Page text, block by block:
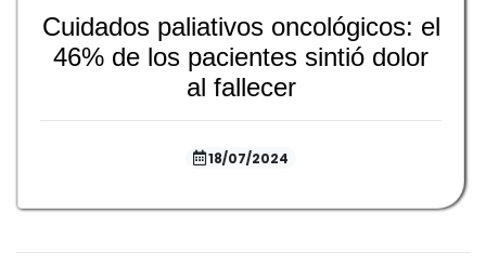
Cuidados paliativos oncológicos: el
46% de los pacientes sintió dolor
al fallecer
18/07/2024